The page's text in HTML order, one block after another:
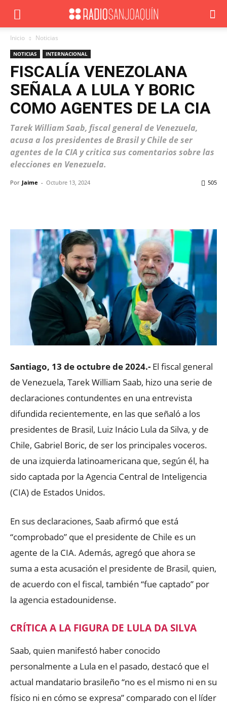
Inicio Noticias
NOTICIAS INTERNACIONAL
FISCALÍA VENEZOLANA
SEÑALA A LULA Y BORIC
COMO AGENTES DE LA CIA
Tarek William Saab, fiscal general de Venezuela,
acusa a los presidentes de Brasil y Chile de ser
agentes de la CIA y critica sus comentarios sobre las
elecciones en Venezuela.
Por Jaime - Octubre 13, 2024 505
Santiago, 13 de octubre de 2024.- El fiscal general
de Venezuela, Tarek William Saab, hizo una serie de
declaraciones contundentes en una entrevista
difundida recientemente, en las que señaló a los
presidentes de Brasil, Luiz Inácio Lula da Silva, y de
Chile, Gabriel Boric, de ser los principales voceros.
de una izquierda latinoamericana que, según él, ha
sido captada por la Agencia Central de Inteligencia
(CIA) de Estados Unidos.
En sus declaraciones, Saab afirmó que está
“comprobado” que el presidente de Chile es un
agente de la CIA. Además, agregó que ahora se
suma a esta acusación el presidente de Brasil, quien,
de acuerdo con el fiscal, también “fue captado” por
la agencia estadounidense.
CRÍTICA A LA FIGURA DE LULA DA SILVA
Saab, quien manifestó haber conocido
personalmente a Lula en el pasado, destacó que el
actual mandatario brasileño “no es el mismo ni en su
físico ni en cómo se expresa” comparado con el líder